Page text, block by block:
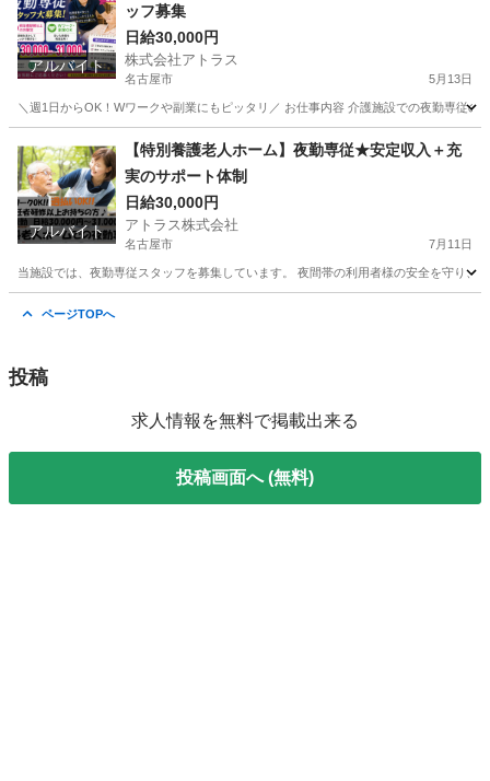
アルバイト
ッフ募集
日給30,000円
株式会社アトラス
名古屋市 5月13日
＼週1日からOK！Wワークや副業にもピッタリ／ お仕事内容 介護施設での夜勤専従
介護士 スタッフ
アルバイト
【特別養護老人ホーム】夜勤専従★安定収入＋充
実のサポート体制
日給30,000円
アトラス株式会社
名古屋市 7月11日
当施設では、夜勤専従スタッフを募集しています。 夜間帯の利用者様の安全を守り
ページTOPへ
投稿
求人情報を無料で掲載出来る
投稿画面へ (無料)